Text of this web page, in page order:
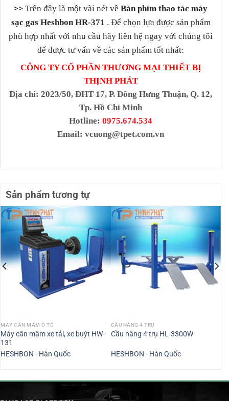
>> Trên đây là một vài nét về Bàn phím thao tác máy
sạc gas Heshbon HR-371 . Để chọn lựa được sản phẩm
phù hợp nhất với nhu cầu hãy liên hệ ngay với chúng tôi
để được tư vấn về các sản phẩm tốt nhất:
CÔNG TY CỔ PHẦN THƯƠNG MẠI THIẾT BỊ
THỊNH PHÁT
Địa chỉ: 2023/50, ĐHT 17, P. Đông Hưng Thuận, Q. 12,
Tp. Hồ Chí Minh
Hotline: 0975.674.534
Email: vcuong@tpet.com.vn
Sản phẩm tương tự
MÁY CÂN MÂM Ô TÔ
Máy cân mâm xe tải, xe buýt HW-
131
HESHBON - Hàn Quốc
CẦU NÂNG 4 TRỤ
Cầu nâng 4 trụ HL-3300W
HESHBON - Hàn Quốc